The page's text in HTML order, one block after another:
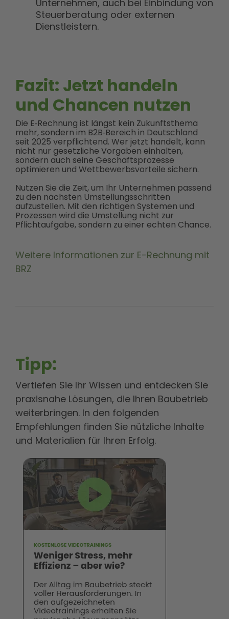
Unternehmen, auch bei Einbindung von
Steuerberatung oder externen
Dienstleistern.
Fazit: Jetzt handeln
und Chancen nutzen
Die E‑Rechnung ist längst kein Zukunftsthema
mehr, sondern im B2B‑Bereich in Deutschland
seit 2025 verpflichtend. Wer jetzt handelt, kann
nicht nur gesetzliche Vorgaben einhalten,
sondern auch seine Geschäftsprozesse
optimieren und Wettbewerbsvorteile sichern.
Nutzen Sie die Zeit, um Ihr Unternehmen passend
zu den nächsten Umstellungsschritten
aufzustellen. Mit den richtigen Systemen und
Prozessen wird die Umstellung nicht zur
Pflichtaufgabe, sondern zu einer echten Chance.
Weitere Informationen zur E-Rechnung mit
BRZ
Tipp:
Vertiefen Sie Ihr Wissen und entdecken Sie
praxisnahe Lösungen, die Ihren Baubetrieb
weiterbringen. In den folgenden
Empfehlungen finden Sie nützliche Inhalte
und Materialien für Ihren Erfolg.